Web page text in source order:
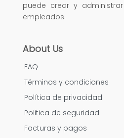
puede crear y
empleados.
About Us
FAQ
Términos y condiciones
Política de privacidad
Politica de seguridad
Facturas y pagos